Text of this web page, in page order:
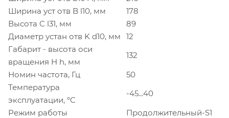
Ширина уст отв B l10, мм
178
Высота C l31, мм
89
Диаметр устан отв K d10, мм
12
Габарит - высота оси
вращения H h, мм
132
Номин частота, Гц
50
Температура
эксплуатации, °C
-45...40
Режим работы
Продолжительный-S1